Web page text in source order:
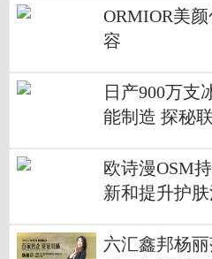
ORMIOR美
容
日产900万支
能制造 探秘
欧诗漫OSM
新和提升护
六汇鑫邦杨